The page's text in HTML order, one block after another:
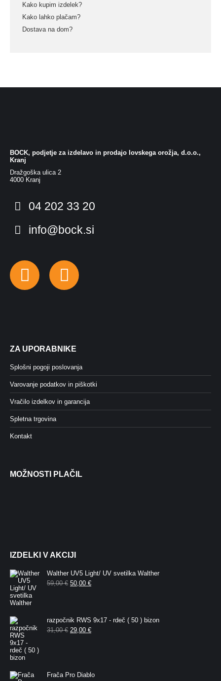
Kako kupim izdelek?
Kako lahko plačam?
Dostava na dom?
BOCK, podjetje za izdelavo in prodajo lovskega orožja, d.o.o.,
Kranj
Dražgoška ulica 2
4000 Kranj
04 202 33 20
info@bock.si
FacebookInstagram
ZA UPORABNIKE
Splošni pogoji poslovanja
Varovanje podatkov in piškotki
Vračilo izdelkov in garancija
Spletna trgovina
Kontakt
MOŽNOSTI PLAČIL
IZDELKI V AKCIJI
Walther UV5 Light/ UV svetilka Walther
59,00€ Izvirna
50,00 €Trenutna
razpočnik RWS 9x17 - rdeč ( 50 ) bizon
31,00€ Izvirna
29,00 €Trenutna
Frača Pro Diablo